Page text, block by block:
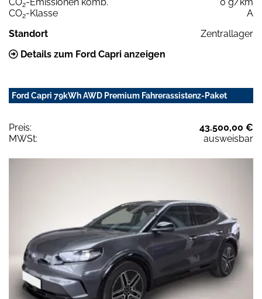
2
CO2-Klasse
A
Standort
Zentrallager
Details zum Ford Capri anzeigen
Ford Capri 79kWh AWD Premium Fahrerassistenz-Paket
Preis:
43.500,00 €
MWSt:
ausweisbar